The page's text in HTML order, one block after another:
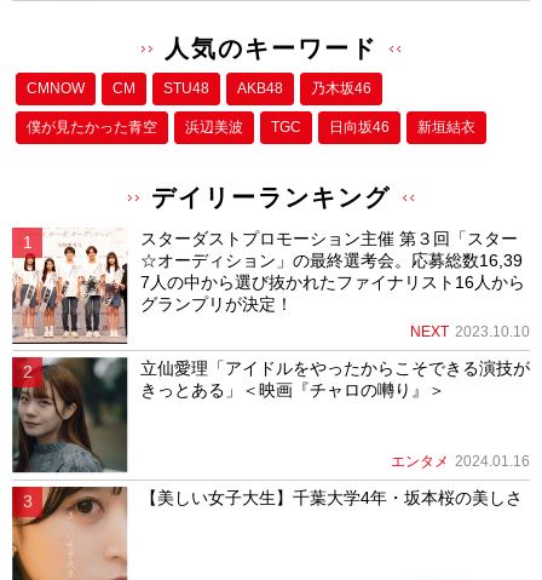
人気のキーワード
CMNOW CM STU48 AKB48 乃木坂46
僕が⾒たかった⻘空 浜辺美波 TGC 日向坂46 新垣結衣
デイリーランキング
スターダストプロモーション主催 第３回「スター
☆オーディション」の最終選考会。応募総数16,39
7人の中から選び抜かれたファイナリスト16人から
グランプリが決定！
NEXT 2023.10.10
立仙愛理「アイドルをやったからこそできる演技が
きっとある」＜映画『チャロの囀り』＞
エンタメ 2024.01.16
【美しい女子大生】千葉大学4年・坂本桜の美しさ